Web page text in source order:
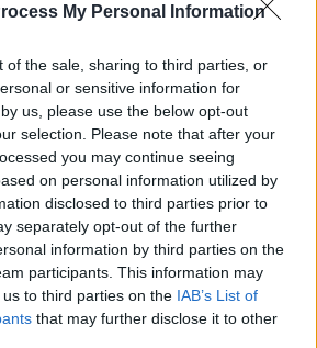
My Personal Information
of the sale, sharing to third parties, or
or sensitive information for
us, please use the below opt-out
selection. Please note that after your
you may continue seeing
on personal information utilized by
disclosed to third parties prior to
separately opt-out of the further
information by third parties on the
participants. This information may
to third parties on the IAB’s List of
that may further disclose it to other